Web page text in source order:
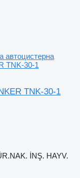
автоцистерна
TNK-30-1
TNK-30-1
İNŞ. HAYV.